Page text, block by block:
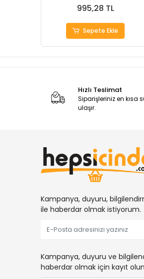
995,28 TL
Sepete Ekle
Hızlı Teslimat
Siparişleriniz en kısa
ulaşır.
Kampanya, duyuru,
ile haberdar olmak istiyorum.
Kampanya, duyuru ve
haberdar olmak için kayıt